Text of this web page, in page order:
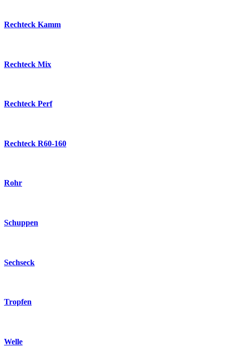
Rechteck Kamm
Rechteck Mix
Rechteck Perf
Rechteck R60-160
Rohr
Schuppen
Sechseck
Tropfen
Welle